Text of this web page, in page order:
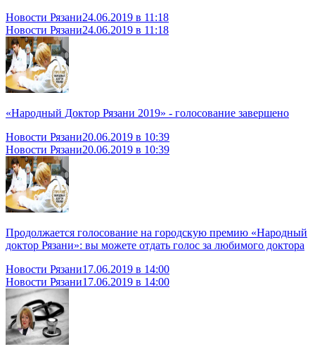
Новости Рязани24.06.2019 в 11:18
Новости Рязани24.06.2019 в 11:18
«Народный Доктор Рязани 2019» - голосование завершено
Новости Рязани20.06.2019 в 10:39
Новости Рязани20.06.2019 в 10:39
Продолжается голосование на городскую премию «Народный
доктор Рязани»: вы можете отдать голос за любимого доктора
Новости Рязани17.06.2019 в 14:00
Новости Рязани17.06.2019 в 14:00